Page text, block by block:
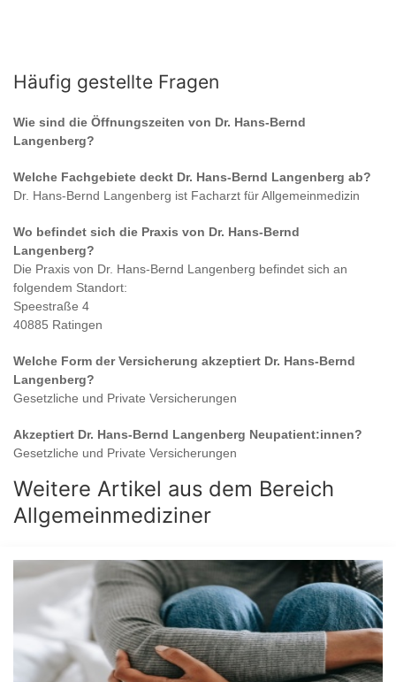
Häufig gestellte Fragen
Wie sind die Öffnungszeiten von Dr. Hans-Bernd
Langenberg?
Welche Fachgebiete deckt Dr. Hans-Bernd Langenberg ab?
Dr. Hans-Bernd Langenberg ist Facharzt für Allgemeinmedizin
Wo befindet sich die Praxis von Dr. Hans-Bernd
Langenberg?
Die Praxis von Dr. Hans-Bernd Langenberg befindet sich an
folgendem Standort:
Speestraße 4
40885 Ratingen
Welche Form der Versicherung akzeptiert Dr. Hans-Bernd
Langenberg?
Gesetzliche und Private Versicherungen
Akzeptiert Dr. Hans-Bernd Langenberg Neupatient:innen?
Gesetzliche und Private Versicherungen
Weitere Artikel aus dem Bereich
Allgemeinmediziner